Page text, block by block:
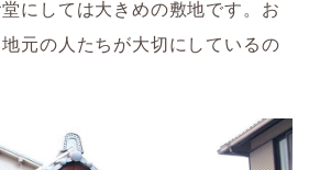
にしては大きめの敷地です。お
元の人たちが大切にしているの